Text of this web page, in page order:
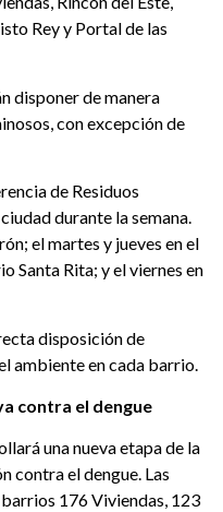
Rey y Portal de las
disponer de manera
con excepción de
de Residuos
durante la semana.
el martes y jueves en el
Santa Rita; y el viernes en
disposición de
ambiente en cada barrio.
contra el dengue
una nueva etapa de la
contra el dengue. Las
176 Viviendas, 123